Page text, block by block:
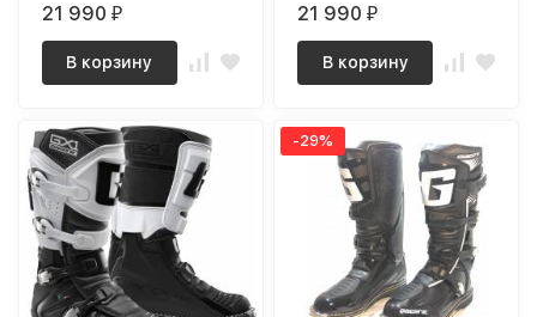
21 990₽
В корзину
21 990₽
В корзину
-29%